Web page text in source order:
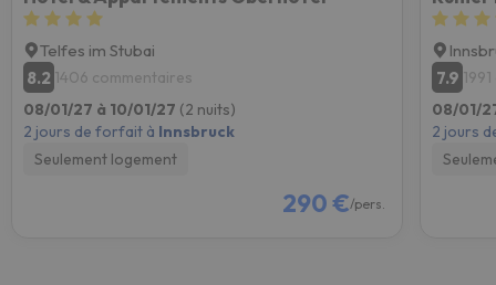
Telfes im Stubai
8.2 1406 commentaires
08/01/27 à 10/01/27 (2 nuits)
2 jours de forfait à Innsbruck
Seulement logement
290 €/pers.
7.9
08/01/
2 jours